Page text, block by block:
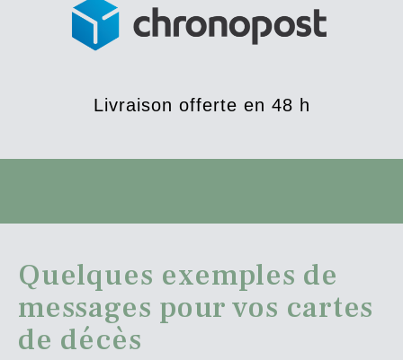
Livraison offerte en 48 h
Quelques exemples de
messages pour vos cartes
de décès